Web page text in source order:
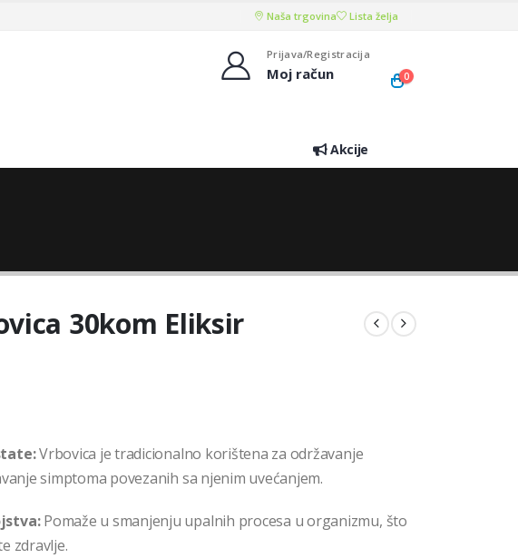
Naša trgovina Lista želja
Prijava/Registracija
Moj račun 0
Akcije
30kom Eliksir
Vrbovica je tradicionalno korištena za održavanje
simptoma povezanih sa njenim uvećanjem.
Pomaže u smanjenju upalnih procesa u organizmu, što
zdravlje.